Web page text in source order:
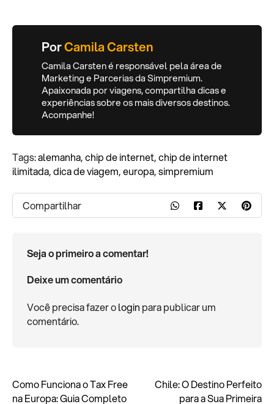
PorCamila Carsten
Camila Carsten é responsável pela área de
Marketing e Parcerias da Simpremium.
Apaixonada por viagens, compartilha dicas e
experiências sobre os mais diversos destinos.
Acompanhe!
Tags:alemanha,chip de internet,chip de internet
ilimitada,dica de viagem,europa,simpremium
Compartilhar
Seja o primeiro a comentar!
Deixe um comentário
Você precisa fazer ologin para publicar um
comentário.
Como Funciona o Tax Free
na Europa: Guia Completo
Chile: O Destino Perfeito
para a Sua Primeira